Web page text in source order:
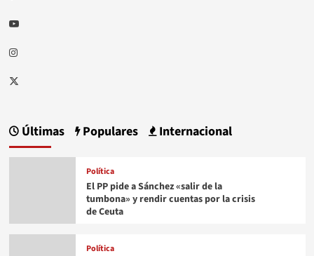
Youtube
Instagram
Twitter
Últimas Populares Internacional
Política
El PP pide a Sánchez «salir de la
tumbona» y rendir cuentas por la crisis
de Ceuta
Política